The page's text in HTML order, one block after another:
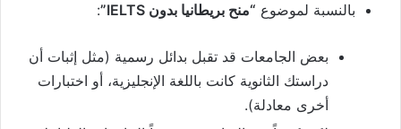
بالنسبة لموضوع “منح بريطانيا بدون IELTS” :
بعض الجامعات قد تقبل بدائل رسمية (مثل إثبات أن
دراستك الثانوية كانت باللغة الإنجليزية، أو اختبارات
أخرى معادلة).